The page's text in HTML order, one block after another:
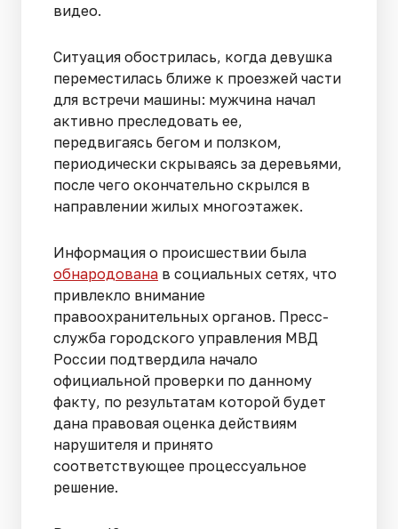
видео.
Ситуация обострилась, когда девушка
переместилась ближе к проезжей части
для встречи машины: мужчина начал
активно преследовать ее,
передвигаясь бегом и ползком,
периодически скрываясь за деревьями,
после чего окончательно скрылся в
направлении жилых многоэтажек.
Информация о происшествии была
обнародована в социальных сетях, что
привлекло внимание
правоохранительных органов. Пресс-
служба городского управления МВД
России подтвердила начало
официальной проверки по данному
факту, по результатам которой будет
дана правовая оценка действиям
нарушителя и принято
соответствующее процессуальное
решение.